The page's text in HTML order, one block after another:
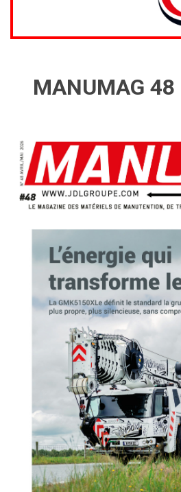
MANUMAG 48